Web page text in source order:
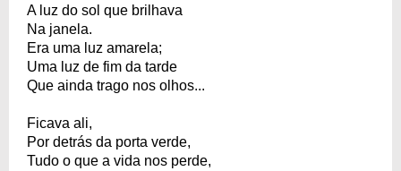
A luz do sol que brilhava
Na janela.
Era uma luz amarela;
Uma luz de fim da tarde
Que ainda trago nos olhos...
Ficava ali,
Por detrás da porta verde,
Tudo o que a vida nos perde,